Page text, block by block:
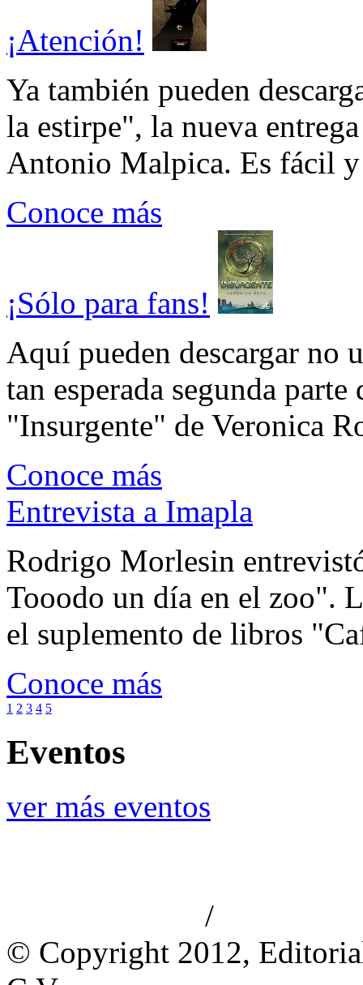
¡Atención!
Ya también pueden
la estirpe", la nueva
Antonio Malpica. Es fácil
Conoce más
¡Sólo para fans!
Aquí pueden descargar no
tan esperada segunda
"Insurgente" de Veronica
Conoce más
Entrevista a Imapla
Rodrigo Morlesin
Tooodo un día en el zoo".
el suplemento de libros
Conoce más
1 2 3 4 5
Eventos
ver más eventos
/
© Copyright 2012,